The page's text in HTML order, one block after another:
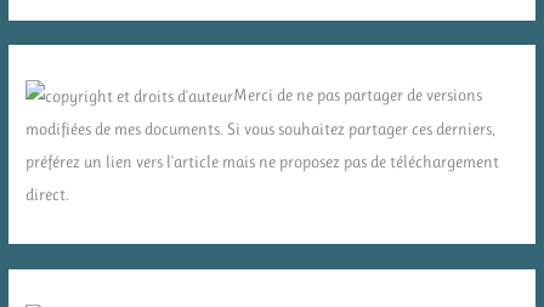
Merci de ne pas partager de versions
modifiées de mes documents. Si vous souhaitez partager ces derniers,
préférez un lien vers l'article mais ne proposez pas de téléchargement
direct.